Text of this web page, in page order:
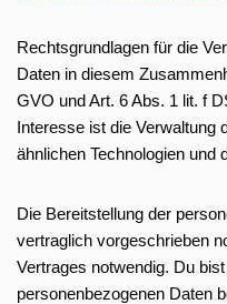
Rechtsgrundlagen für die
Daten in diesem
GVO und Art. 6 Abs. 1 lit. f
Interesse ist die Verwaltung
ähnlichen Technologien und
Die Bereitstellung der
vertraglich vorgeschrieben
Vertrages notwendig. Du
personenbezogenen Daten